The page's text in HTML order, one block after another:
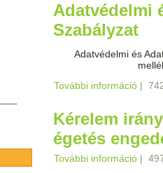
Adatvédelmi
Szabályzat
Adatvédelmi és
További információ |
Kérelem
égetés
További információ |